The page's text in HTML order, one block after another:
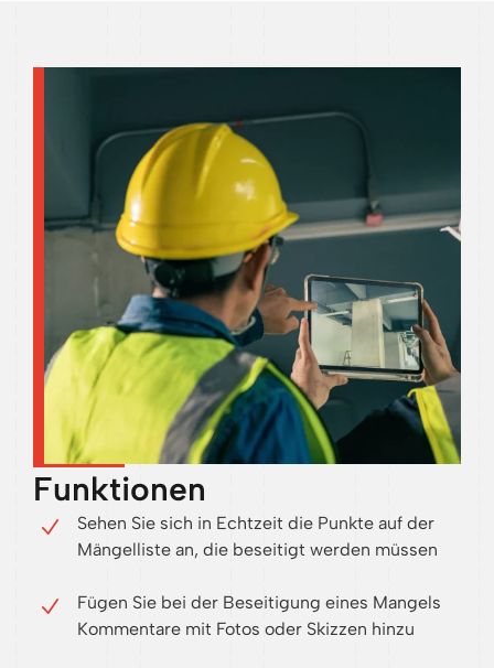
Funktionen
Sehen Sie sich in Echtzeit die Punkte auf der
Mängelliste an, die beseitigt werden müssen
Fügen Sie bei der Beseitigung eines Mangels
Kommentare mit Fotos oder Skizzen hinzu